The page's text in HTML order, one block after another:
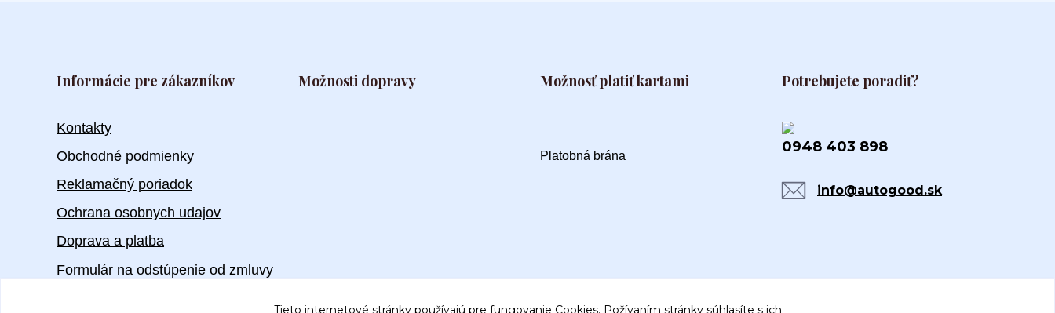
Informácie pre zákazníkov
Kontakty
Obchodné podmienky
Reklamačný poriadok
Ochrana osobnych udajov
Doprava a platba
Formulár na odstúpenie od zmluvy
Možnosti dopravy Možnosť platiť kartami
Platobná brána
Potrebujete poradiť?
0948 403 898
info@autogood.sk
Tieto internetové stránky používajú pre fungovanie Cookies. Požívaním stránky súhlasíte s ich